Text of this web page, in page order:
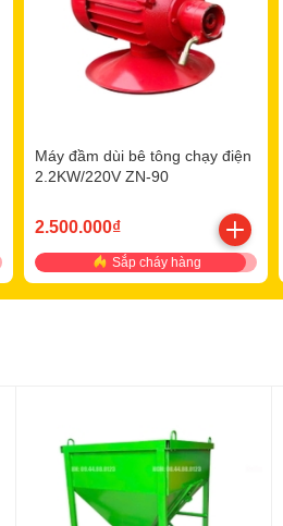
Máy đầm dùi bê tông chạy điện
2.2KW/220V ZN-90
2.500.000₫
Sắp cháy hàng